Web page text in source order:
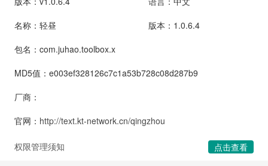
名称：轻昼
版本：1.0.6.4
包名：com.juhao.toolbox.x
MD5值：e003ef328126c7c1a53b728c08d287b9
厂商：
官网： http://text.kt-network.cn/qingzhou
权限管理须知 点击查看